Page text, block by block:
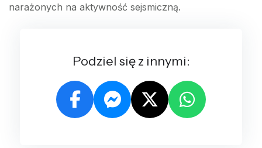
narażonych na aktywność sejsmiczną.
Podziel się z innymi: